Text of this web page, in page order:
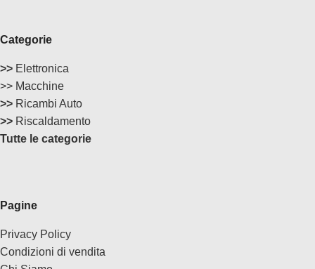
Categorie
>> Elettronica
>> Macchine
>> Ricambi Auto
>> Riscaldamento
Tutte le categorie
Pagine
Privacy Policy
Condizioni di vendita